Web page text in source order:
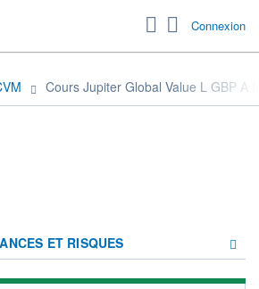
Connexion
Cours Jupiter Global Value L GBP A
ET RISQUES